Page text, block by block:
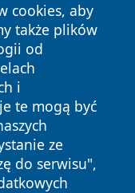
cookies, aby
także plików
od
i
te mogą być
ze
do serwisu",
prawa
Polityka